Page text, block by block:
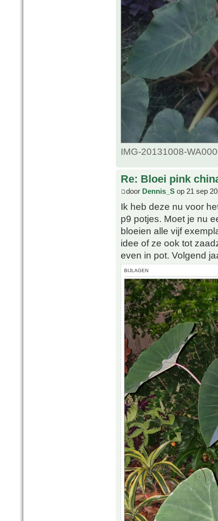
IMG-20131008-
Re: Bloei pink
door Dennis_S op 21 sep
Ik heb deze nu voor
p9 potjes. Moet je nu
bloeien alle vijf
idee of ze ook tot
even in pot. Volgend
BIJLAGEN